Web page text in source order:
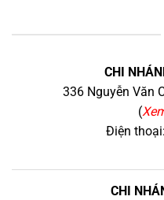
CHI
336 Nguyễn Văn
(
Điện thoại:
CHI